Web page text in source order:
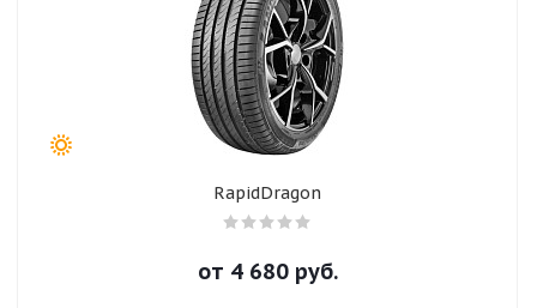
RapidDragon
от 4 680руб.